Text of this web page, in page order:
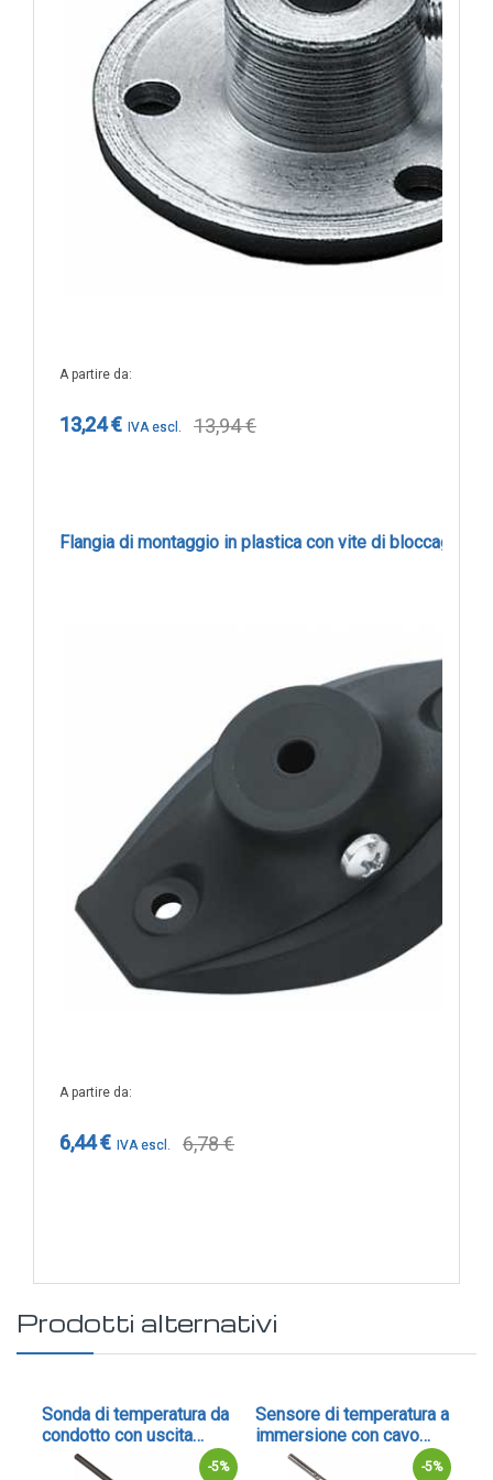
A partire da
13,24 € 13,94 €
Flangia di montaggio in plastica con vite di bloccaggio
A partire da
6,44 € 6,78 €
Prodotti alternativi
Sonda di temperatura da
condotto con uscita
passiva IP54 - cod. TF43
-5%
Sensore di temperatura a
immersione con cavo
flessibile e testa di
-5%